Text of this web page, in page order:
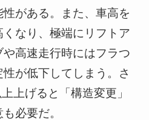
がある。また、車高を
くなり、極端にリフトア
高速走行時にはフラつ
が低下してしまう。さ
上げると「構造変更」
必要だ。